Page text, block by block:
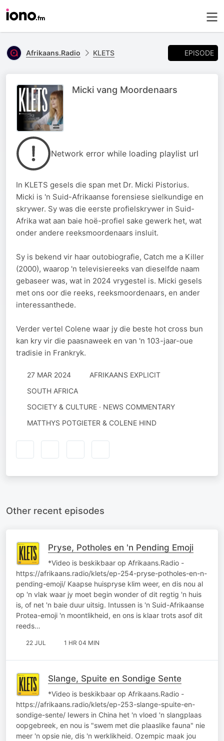
Afrikaans.Radio KLETS EPISODE
Micki vang Moordenaars
Network error while loading playlist url
In KLETS gesels die span met Dr. Micki Pistorius.
Micki is 'n Suid-Afrikaanse forensiese sielkundige en
skrywer. Sy was die eerste profielskrywer in Suid-
Afrika wat aan baie hoë-profiel sake gewerk het, wat
onder andere reeksmoordenaars insluit.
Sy is bekend vir haar outobiografie, Catch me a Killer
(2000), waarop 'n televisiereeks van dieselfde naam
gebaseer was, wat in 2024 vrygestel is. Micki gesels
met ons oor die reeks, reeksmoordenaars, en ander
interessanthede.
Verder vertel Colene waar jy die beste hot cross bun
kan kry vir die paasnaweek en van 'n 103-jaar-oue
tradisie in Frankryk.
27 MAR 2024
AFRIKAANS EXPLICIT
SOUTH AFRICA
SOCIETY & CULTURE · NEWS COMMENTARY
MATTHYS POTGIETER & COLENE HIND
Other recent episodes
Pryse, Potholes en 'n Pending Emoji
*Video is beskikbaar op Afrikaans.Radio -
https://afrikaans.radio/klets/ep-254-pryse-potholes-en-n-
pending-emoji/ Kaapse huispryse klim weer, en dis nou al
op 'n vlak waar jy moet begin wonder of dit regtig 'n huis
is, of net 'n baie duur uitsig. Intussen is 'n Suid-Afrikaanse
Protea-emoji 'n moontlikheid, en ons is klaar trots asof dit
reeds…
22 JUL 1 HR 04 MIN
Slange, Spuite en Sondige Sente
*Video is beskikbaar op Afrikaans.Radio -
https://afrikaans.radio/klets/ep-253-slange-spuite-en-
sondige-sente/ Iewers in China het 'n vloed 'n slangplaas
oopgebreek, en nou is "swem met die plaaslike fauna" nie
meer 'n opsie nie, dis 'n werklikheid. Ozempic maak jou